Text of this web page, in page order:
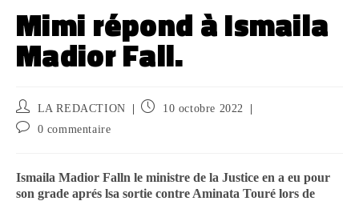
Mimi répond à Ismaila
Madior Fall.
LA REDACTION
10 octobre 2022
0 commentaire
Ismaila Madior Falln le ministre de la Justice en a eu pour
son grade aprés lsa sortie contre Aminata Touré lors de